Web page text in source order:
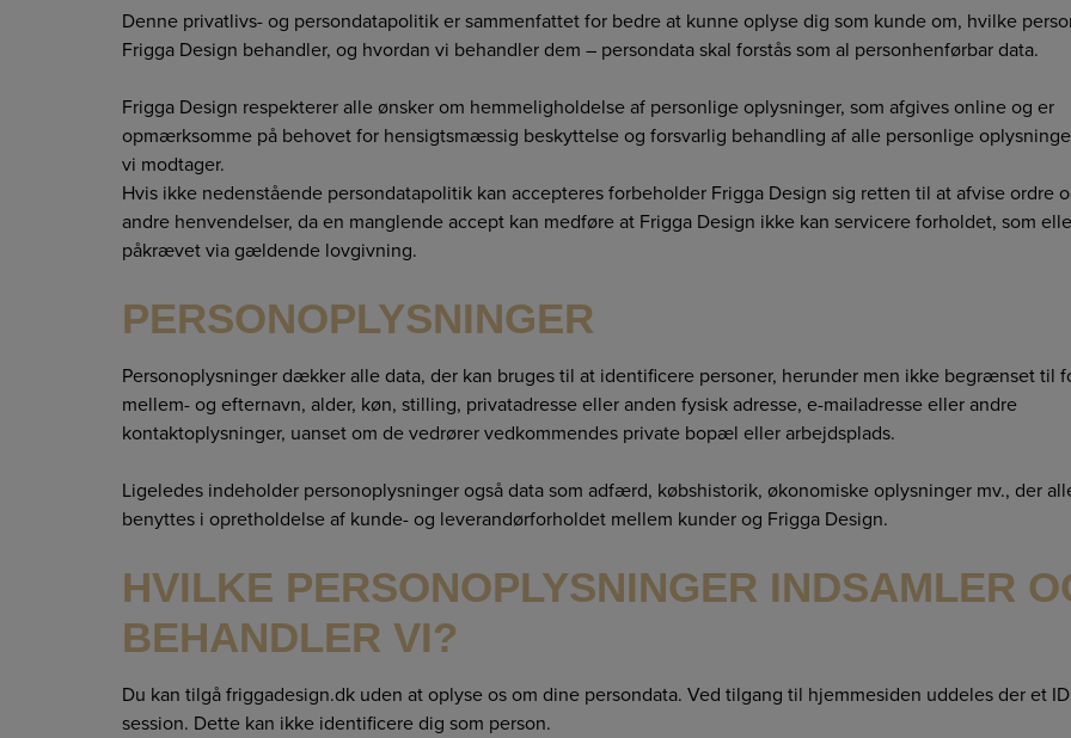
Denne privatlivs- og persondatapolitik er sammenfattet for bedre at kunne oplyse dig som kunde om, hvilke
Frigga Design behandler, og hvordan vi behandler dem – persondata skal forstås som al personhenførbar data.
Frigga Design respekterer alle ønsker om hemmeligholdelse af personlige oplysninger, som afgives online og er
opmærksomme på behovet for hensigtsmæssig beskyttelse og forsvarlig behandling af alle personlige
vi modtager.
Hvis ikke nedenstående persondatapolitik kan accepteres forbeholder Frigga Design sig retten til at afvise ordre
andre henvendelser, da en manglende accept kan medføre at Frigga Design ikke kan servicere forholdet, som
påkrævet via gældende lovgivning.
PERSONOPLYSNINGER
Personoplysninger dækker alle data, der kan bruges til at identificere personer, herunder men ikke begrænset til
mellem- og efternavn, alder, køn, stilling, privatadresse eller anden fysisk adresse, e-mailadresse eller andre
kontaktoplysninger, uanset om de vedrører vedkommendes private bopæl eller arbejdsplads.
Ligeledes indeholder personoplysninger også data som adfærd, købshistorik, økonomiske oplysninger mv., der
benyttes i opretholdelse af kunde- og leverandørforholdet mellem kunder og Frigga Design.
HVILKE PERSONOPLYSNINGER INDSAMLER
BEHANDLER VI?
Du kan tilgå friggadesign.dk uden at oplyse os om dine persondata. Ved tilgang til hjemmesiden uddeles der et
session. Dette kan ikke identificere dig som person.